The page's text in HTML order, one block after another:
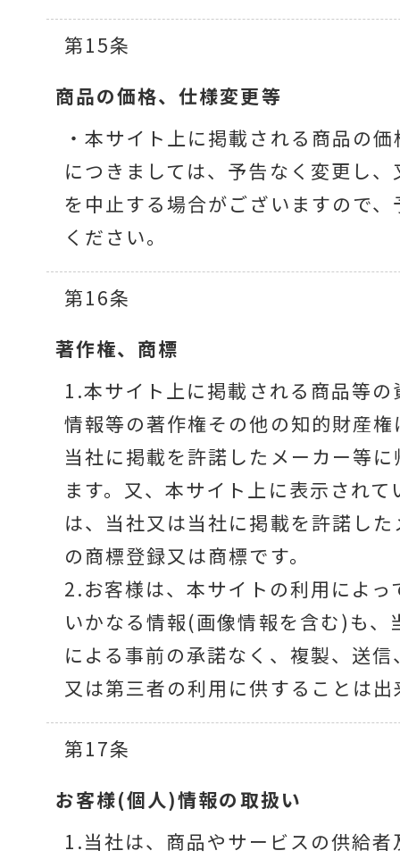
第15条
商品の価格、仕様変更等
・本サイト上に掲載される商品の
につきましては、予告なく変更し
を中止する場合がございますので
ください。
第16条
著作権、商標
1.本サイト上に掲載される商品等の
情報等の著作権その他の知的財産
当社に掲載を許諾したメーカー等
ます。又、本サイト上に表示されて
は、当社又は当社に掲載を許諾し
の商標登録又は商標です。
2.お客様は、本サイトの利用によっ
いかなる情報(画像情報を含む)も、
による事前の承諾なく、複製、送
又は第三者の利用に供することは
第17条
お客様(個人)情報の取扱い
1.当社は、商品やサービスの供給者